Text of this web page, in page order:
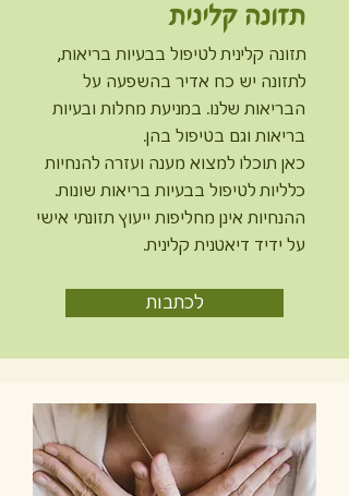
תזונה קלינית
תזונה קלינית לטיפול בבעיות בריאות,
לתזונה יש כח אדיר בהשפעה על
הבריאות שלנו. במניעת מחלות ובעיות
בריאות וגם בטיפול בהן.
כאן תוכלו למצוא מענה ועזרה להנחיות
כלליות לטיפול בבעיות בריאות שונות.
ההנחיות אינן מחליפות ייעוץ תזונתי אישי
על ידיד דיאטנית קלינית.
לכתבות